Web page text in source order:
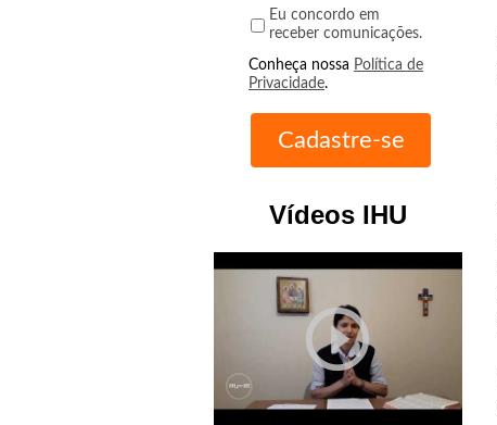
Eu concordo em
receber comunicações.
Conheça nossa Política de
Privacidade.
Vídeos IHU
play_circle_outline